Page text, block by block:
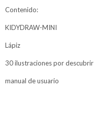
Contenido:
KIDYDRAW-MINI
Lápiz
30 ilustraciones por descubrir
manual de usuario